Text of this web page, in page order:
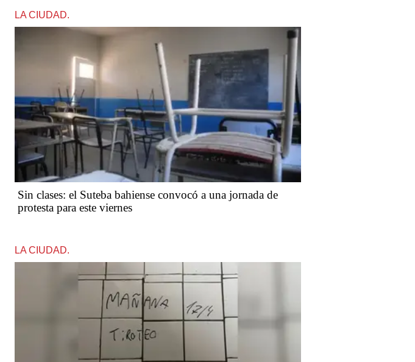
LA CIUDAD.
Sin clases: el Suteba bahiense convocó a una jornada de
protesta para este viernes
LA CIUDAD.